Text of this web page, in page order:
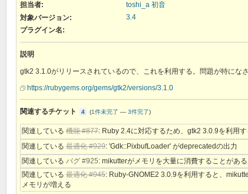
担当者:
toshi_a 初音
対象バージョン:
3.4
プラグイン名:
説明
gtk2 3.1.0がリリースされているので、これを利用する。問題が特にな
https://rubygems.org/gems/gtk2/versions/3.1.0
関連するチケット 4 (1件未完了 — 3件完了)
関連している 機能 #877: Ruby 2.4に対応するため、gtk2 3.0.9を利用す
関連している 最適化 #929: 'Gdk::PixbufLoader' がdeprecatedの出力
関連している バグ #925: mikutterがメモリを大量に消費することがある
関連している 最適化 #945: Ruby-GNOME2 3.0.9を利用すると、
メモリが増える